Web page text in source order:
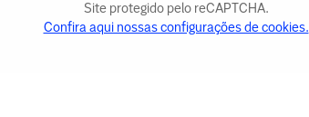
Site protegido pelo reCAPTCHA.
Confira aqui nossas configurações de cookies.